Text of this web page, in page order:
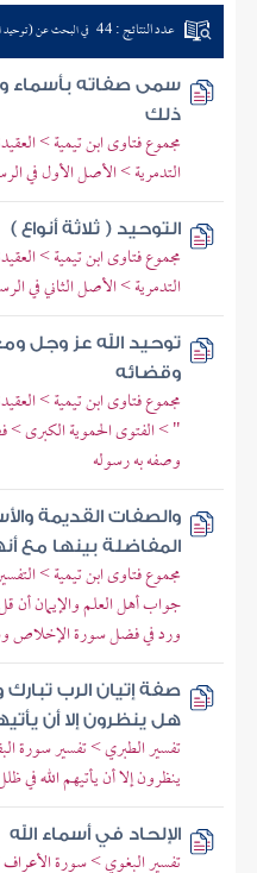
عدد النتائج : 44 في البحث عن
سمى صفاته بأسماء
ذلك
مجموع فتاوى ابن تيمية >
التدمرية > الأصل الأول في
التوحيد ( ثلاثة أنواع )
مجموع فتاوى ابن تيمية >
التدمرية > الأصل الثاني في
توحيد الله عز وجل
وقضائه
مجموع فتاوى ابن تيمية >
" > الفتوى الحموية الكبرى
وصفه به رسوله
والصفات القديمة
المفاضلة بينها مع
مجموع فتاوى ابن تيمية >
جواب أهل العلم والإيمان أن
ورد في فضل سورة الإخلاص
صفة إتيان الرب
هل ينظرون إلا أن
تفسير الطبري > تفسير سورة
ينظرون إلا أن يأتيهم الله في
الإلحاد في أسماء الله
تفسير البغوي > سورة الأعراف